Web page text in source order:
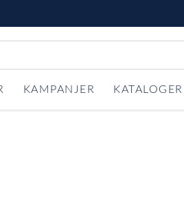
KAMPANJER KATALOGER